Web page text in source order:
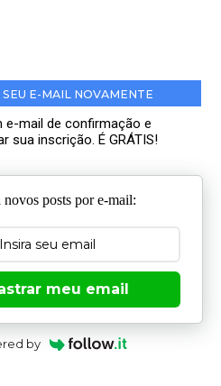
SEU E-MAIL NOVAMENTE
e-mail de confirmação e
sua inscrição. É GRÁTIS!
novos posts por e-mail:
meu email
by